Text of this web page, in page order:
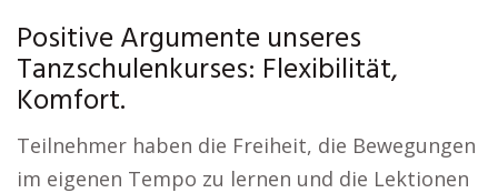
Positive Argumente unseres
Tanzschulenkurses: Flexibilität,
Komfort.
Teilnehmer haben die Freiheit, die Bewegungen
im eigenen Tempo zu lernen und die Lektionen